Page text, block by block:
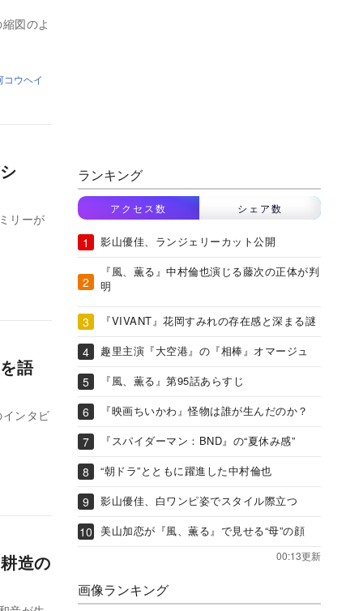
図のよ
コウヘイ
リーが
語
ンタビ
造の
ランキング
アクセス数 シェア数
影山優佳、ランジェリーカット公開
『風、薫る』中村倫也演じる藤次の正体が判
明
『VIVANT』花岡すみれの存在感と深まる謎
趣里主演『大空港』の『相棒』オマージュ
『風、薫る』第95話あらすじ
『映画ちいかわ』怪物は誰が生んだのか？
『スパイダーマン：BND』の“夏休み感”
“朝ドラ”とともに躍進した中村倫也
影山優佳、白ワンピ姿でスタイル際立つ
美山加恋が『風、薫る』で見せる“母”の顔
00:13更新
画像ランキング